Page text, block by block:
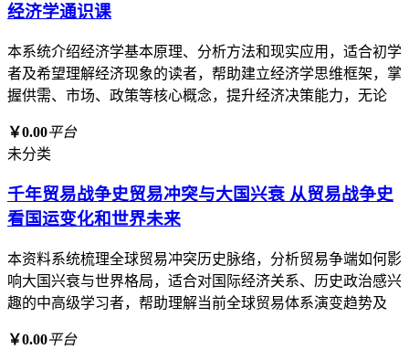
经济学通识课
本系统介绍经济学基本原理、分析方法和现实应用，适合初学
者及希望理解经济现象的读者，帮助建立经济学思维框架，掌
握供需、市场、政策等核心概念，提升经济决策能力，无论
￥0.00平台
未分类
千年贸易战争史贸易冲突与大国兴衰 从贸易战争史
看国运变化和世界未来
本资料系统梳理全球贸易冲突历史脉络，分析贸易争端如何影
响大国兴衰与世界格局，适合对国际经济关系、历史政治感兴
趣的中高级学习者，帮助理解当前全球贸易体系演变趋势及
￥0.00平台